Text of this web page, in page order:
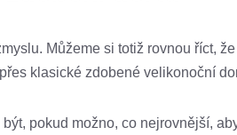
Můžeme si totiž rovnou říct,
klasické zdobené velikonoční
pokud možno, co nejrovnější,